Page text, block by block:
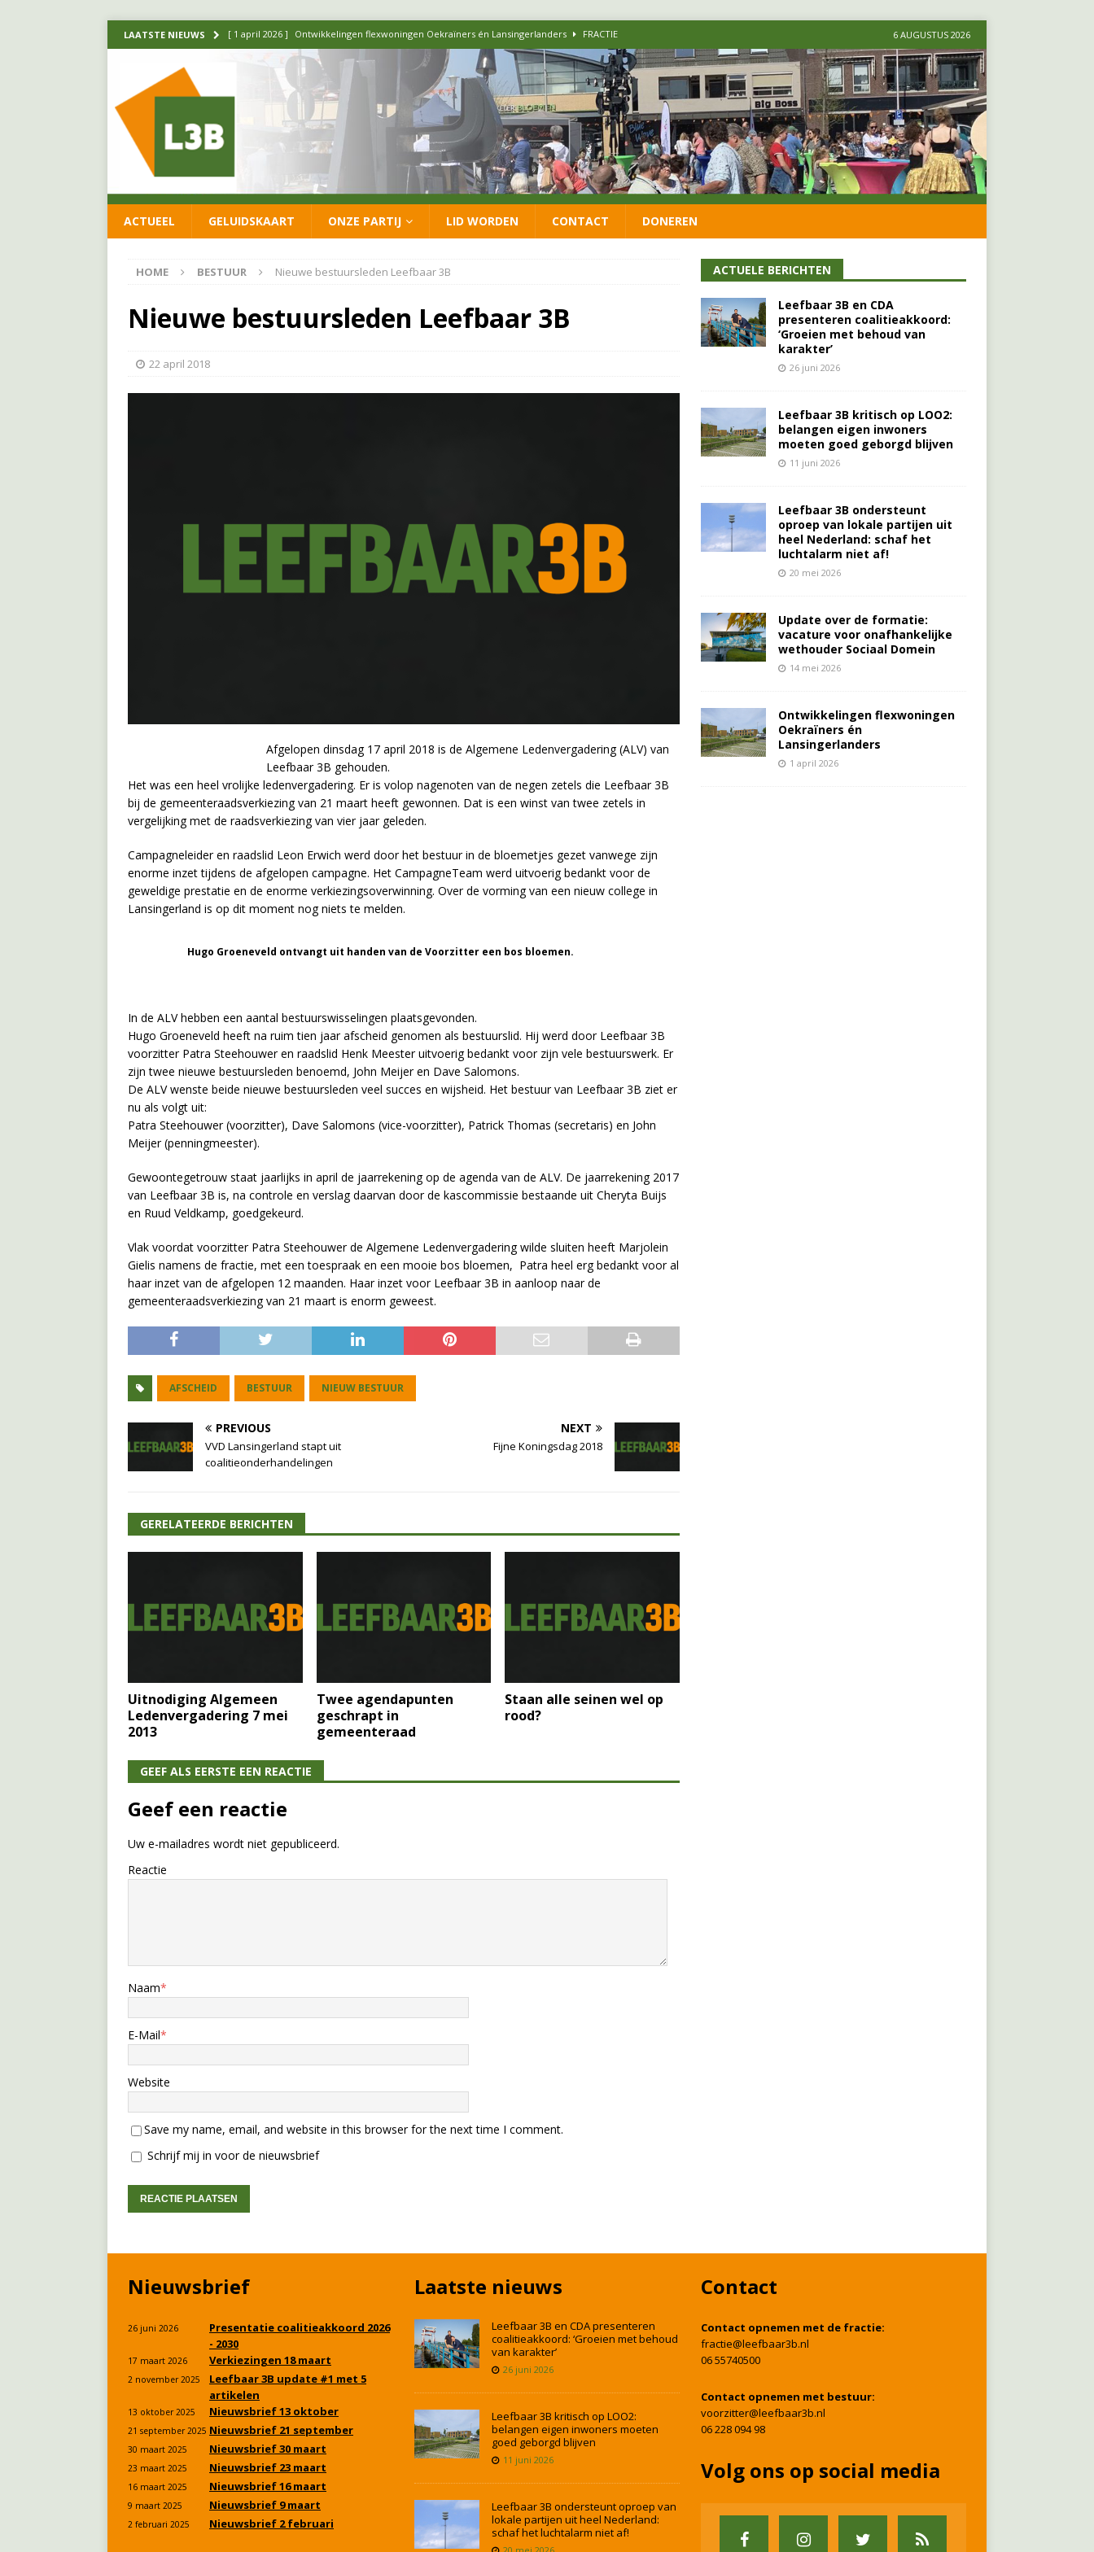
LAATSTE NIEUWS [ 1 april 2026 ] Ontwikkelingen flexwoningen Oekraïners én Lansingerlanders FRACTIE
[ 26 juni 2026 ] Leefbaar 3B en CDA presenteren coalitieakkoord: ‘Groeien met behoud van karakter’
[ 11 juni 2026 ] Leefbaar 3B kritisch op LOO2: belangen eigen inwoners moeten goed geborgd blijven
Leefbaar 3B ondersteunt oproep van lokale partijen uit heel Nederland: schaf het
[ 14 mei 2026 ] Update over de formatie: vacature voor onafhankelijke wethouder Sociaal Domein
6 AUGUSTUS 2026
ACTUEEL GELUIDSKAART ONZE PARTIJ LID WORDEN CONTACT DONEREN
HOME BESTUUR Nieuwe bestuursleden Leefbaar 3B
Nieuwe bestuursleden Leefbaar 3B
22 april 2018
Afgelopen dinsdag 17 april 2018 is de Algemene Ledenvergadering (ALV) van
Leefbaar 3B gehouden.
Het was een heel vrolijke ledenvergadering. Er is volop nagenoten van de negen zetels die Leefbaar 3B
bij de gemeenteraadsverkiezing van 21 maart heeft gewonnen. Dat is een winst van twee zetels in
vergelijking met de raadsverkiezing van vier jaar geleden.
Campagneleider en raadslid Leon Erwich werd door het bestuur in de bloemetjes gezet vanwege zijn
enorme inzet tijdens de afgelopen campagne. Het CampagneTeam werd uitvoerig bedankt voor de
geweldige prestatie en de enorme verkiezingsoverwinning. Over de vorming van een nieuw college in
Lansingerland is op dit moment nog niets te melden.
Hugo Groeneveld ontvangt uit handen van de Voorzitter een bos bloemen.
In de ALV hebben een aantal bestuurswisselingen plaatsgevonden.
Hugo Groeneveld heeft na ruim tien jaar afscheid genomen als bestuurslid. Hij werd door Leefbaar 3B
voorzitter Patra Steehouwer en raadslid Henk Meester uitvoerig bedankt voor zijn vele bestuurswerk. Er
zijn twee nieuwe bestuursleden benoemd, John Meijer en Dave Salomons.
De ALV wenste beide nieuwe bestuursleden veel succes en wijsheid. Het bestuur van Leefbaar 3B ziet er
nu als volgt uit:
Patra Steehouwer (voorzitter), Dave Salomons (vice-voorzitter), Patrick Thomas (secretaris) en John
Meijer (penningmeester).
Gewoontegetrouw staat jaarlijks in april de jaarrekening op de agenda van de ALV. De jaarrekening 2017
van Leefbaar 3B is, na controle en verslag daarvan door de kascommissie bestaande uit Cheryta Buijs
en Ruud Veldkamp, goedgekeurd.
Vlak voordat voorzitter Patra Steehouwer de Algemene Ledenvergadering wilde sluiten heeft Marjolein
Gielis namens de fractie, met een toespraak en een mooie bos bloemen, Patra heel erg bedankt voor al
haar inzet van de afgelopen 12 maanden. Haar inzet voor Leefbaar 3B in aanloop naar de
gemeenteraadsverkiezing van 21 maart is enorm geweest.
AFSCHEID BESTUUR NIEUW BESTUUR
PREVIOUS
VVD Lansingerland stapt uit
coalitieonderhandelingen
NEXT
Fijne Koningsdag 2018
GERELATEERDE BERICHTEN
Uitnodiging Algemeen
Ledenvergadering 7 mei
2013
Twee agendapunten
geschrapt in
gemeenteraad
Staan alle seinen wel op
rood?
GEEF ALS EERSTE EEN REACTIE
Geef een reactie
Uw e-mailadres wordt niet gepubliceerd.
Reactie
Naam*
E-Mail*
Website
Save my name, email, and website in this browser for the next time I comment.
Schrijf mij in voor de nieuwsbrief
ACTUELE BERICHTEN
Leefbaar 3B en CDA
presenteren coalitieakkoord:
‘Groeien met behoud van
karakter’
26 juni 2026
Leefbaar 3B kritisch op LOO2:
belangen eigen inwoners
moeten goed geborgd blijven
11 juni 2026
Leefbaar 3B ondersteunt
oproep van lokale partijen uit
heel Nederland: schaf het
luchtalarm niet af!
20 mei 2026
Update over de formatie:
vacature voor onafhankelijke
wethouder Sociaal Domein
14 mei 2026
Ontwikkelingen flexwoningen
Oekraïners én
Lansingerlanders
1 april 2026
Nieuwsbrief
26 juni 2026
Presentatie coalitieakkoord 2026
- 2030
17 maart 2026 Verkiezingen 18 maart
2 november 2025
Leefbaar 3B update #1 met 5
artikelen
13 oktober 2025 Nieuwsbrief 13 oktober
21 september 2025 Nieuwsbrief 21 september
30 maart 2025 Nieuwsbrief 30 maart
23 maart 2025 Nieuwsbrief 23 maart
16 maart 2025 Nieuwsbrief 16 maart
9 maart 2025 Nieuwsbrief 9 maart
2 februari 2025 Nieuwsbrief 2 februari
Laatste nieuws
Leefbaar 3B en CDA presenteren
coalitieakkoord: ‘Groeien met behoud
van karakter’
26 juni 2026
Leefbaar 3B kritisch op LOO2:
belangen eigen inwoners moeten
goed geborgd blijven
11 juni 2026
Leefbaar 3B ondersteunt oproep van
lokale partijen uit heel Nederland:
schaf het luchtalarm niet af!
Contact
Contact opnemen met de fractie:
fractie@leefbaar3b.nl
06 55740500
Contact opnemen met bestuur:
voorzitter@leefbaar3b.nl
06 228 094 98
Volg ons op social media